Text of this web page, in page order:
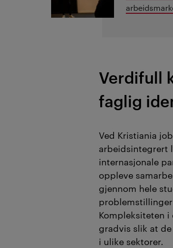
Verdifull
faglig
Ved Kristiania
arbeidsintegrert
internasjonale
oppleve
gjennom hele
Kompleksiteten i
gradvis slik at
i ulike sektorer.